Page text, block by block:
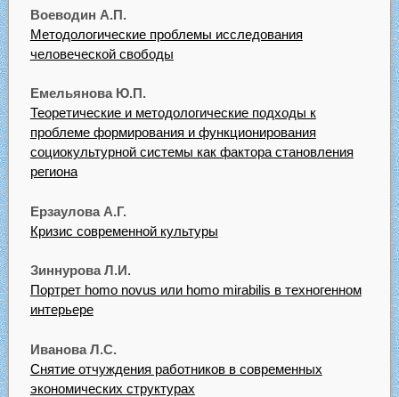
Воеводин А.П.
Методологические проблемы исследования
человеческой свободы
Емельянова Ю.П.
Теоретические и методологические подходы к
проблеме формирования и функционирования
социокультурной системы как фактора становления
региона
Ерзаулова А.Г.
Кризис современной культуры
Зиннурова Л.И.
Портрет homo novus или homo mirabilis в техногенном
интерьере
Иванова Л.С.
Снятие отчуждения работников в современных
экономических структурах